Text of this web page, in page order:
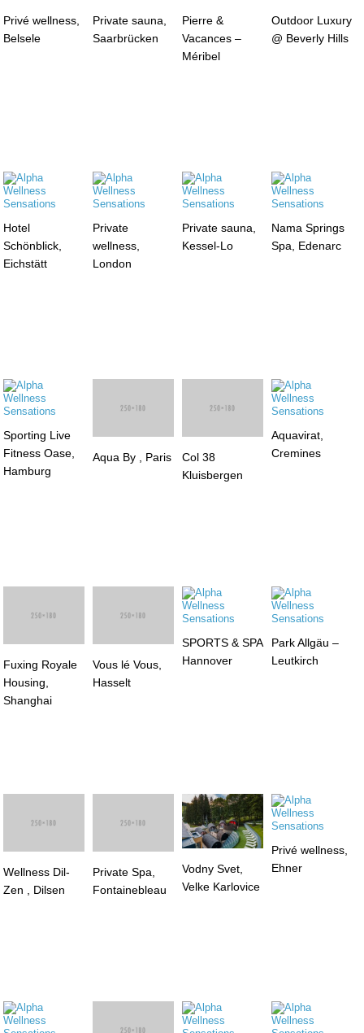
Privé wellness,
Belsele
Private sauna,
Saarbrücken
Pierre &
Vacances –
Méribel
Outdoor Luxury
@ Beverly Hills
Hotel
Schönblick,
Eichstätt
Private
wellness,
London
Private sauna,
Kessel-Lo
Nama Springs
Spa, Edenarc
Sporting Live
Fitness Oase,
Hamburg
Aqua By , Paris
Col 38
Kluisbergen
Aquavirat,
Cremines
Fuxing Royale
Housing,
Shanghai
Vous lé Vous,
Hasselt
SPORTS & SPA
Hannover
Park Allgäu –
Leutkirch
Wellness Dil-
Zen , Dilsen
Private Spa,
Fontainebleau
Vodny Svet,
Velke Karlovice
Privé wellness,
Ehner